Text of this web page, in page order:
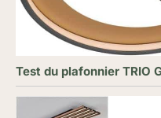
Test du plafonnier TRIO